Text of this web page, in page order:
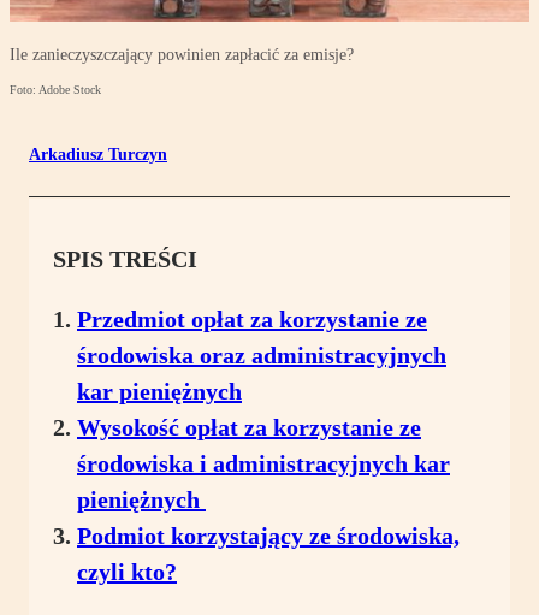
Ile zanieczyszczający powinien zapłacić za emisje?
Foto: Adobe Stock
Arkadiusz Turczyn
SPIS TREŚCI
Przedmiot opłat za korzystanie ze
środowiska oraz administracyjnych
kar pieniężnych
Wysokość opłat za korzystanie ze
środowiska i administracyjnych kar
pieniężnych
Podmiot korzystający ze środowiska,
czyli kto?